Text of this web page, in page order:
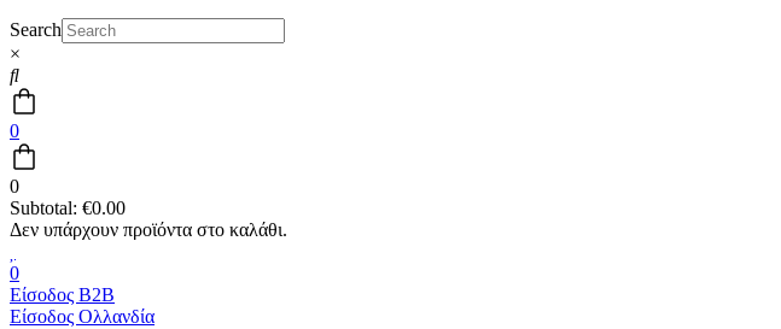
Search
×
0
0
Subtotal: €0.00
0
Είσοδος B2B
Είσοδος Ολλανδία